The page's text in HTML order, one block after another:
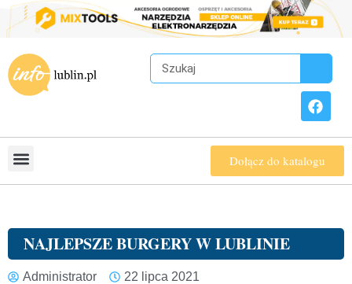
Dołącz do katalogu
NAJLEPSZE BURGERY W LUBLINIE
Administrator 22 lipca 2021